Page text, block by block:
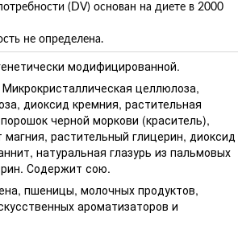
(DV) основан на диете в 2000
не определена.
модифицированной.
Микрокристаллическая целлюлоза,
диоксид кремния, растительная
черной моркови (краситель),
магния, растительный глицерин, диоксид
натуральная глазурь из пальмовых
Содержит сою.
пшеницы, молочных продуктов,
ароматизаторов и